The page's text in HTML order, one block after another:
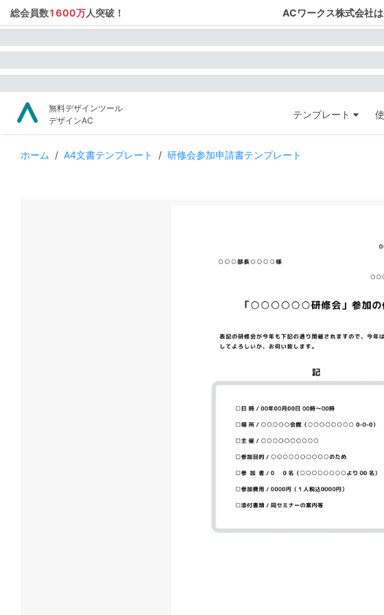
総会員数1600万人突破！ ACワークス株式会社
無料デザインツール
デザインAC
テンプレート
ホーム / A4文書テンプレート / 研修会参加申請書テンプレート